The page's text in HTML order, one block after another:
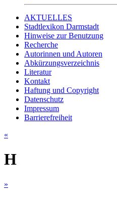
AKTUELLES
Stadtlexikon Darmstadt
Hinweise zur Benutzung
Recherche
Autorinnen und Autoren
Abkürzungsverzeichnis
Literatur
Kontakt
Haftung und Copyright
Datenschutz
Impressum
Barrierefreiheit
«
H
»